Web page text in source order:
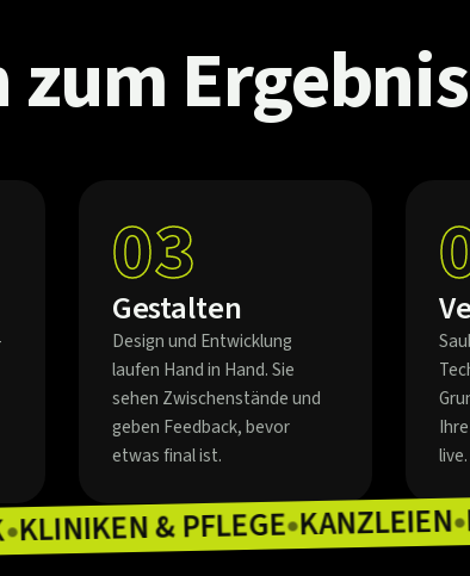
zum Ergebnis
03
Gestalten
Design und Entwicklung
laufen Hand in Hand. Sie
sehen Zwischenstände und
geben Feedback, bevor
etwas final ist.
live.
●KLINIKEN & PFLEGE●